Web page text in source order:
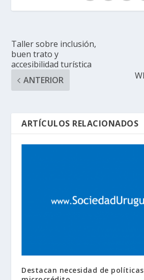
Taller sobre inclusión,
buen trato y
accesibilidad turística
ANTERIOR
ARTÍCULOS RELACIONADOS
Destacan necesidad de